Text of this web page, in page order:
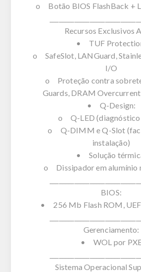
o Botão BIOS FlashBack +
Recursos Exclusivos
• TUF
o SafeSlot, LANGuard,
I/O
o Proteção contra
Guards, DRAM
• Q-Design:
o Q-LED (diagnóstico
o Q-DIMM e Q-Slot
instalação)
• Solução
o Dissipador em alumínio
BIOS:
• 256 Mb Flash ROM,
Gerenciamento:
• WOL por
Sistema Operacional